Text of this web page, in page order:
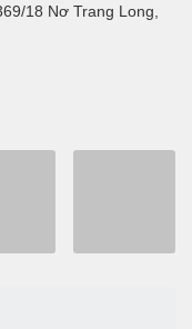
18 Nơ Trang Long,